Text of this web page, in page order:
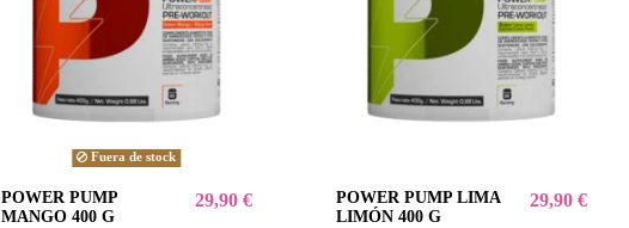
Fuera de stock
POWER PUMP
MANGO 400 G
29,90 €
POWER PUMP LIMA
LIMÓN 400 G
29,90 €